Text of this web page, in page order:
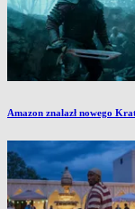
Amazon znalazł nowego